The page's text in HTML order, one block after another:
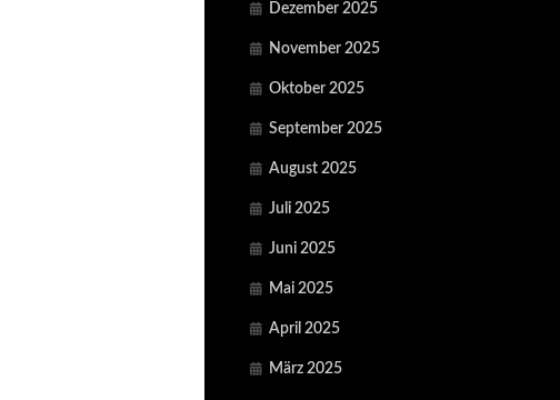
Dezember 2025
November 2025
Oktober 2025
September 2025
August 2025
Juli 2025
Juni 2025
Mai 2025
April 2025
März 2025